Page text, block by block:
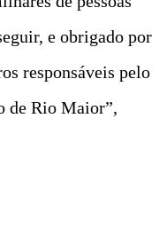
e obrigado por
responsáveis pelo
de Rio Maior”,